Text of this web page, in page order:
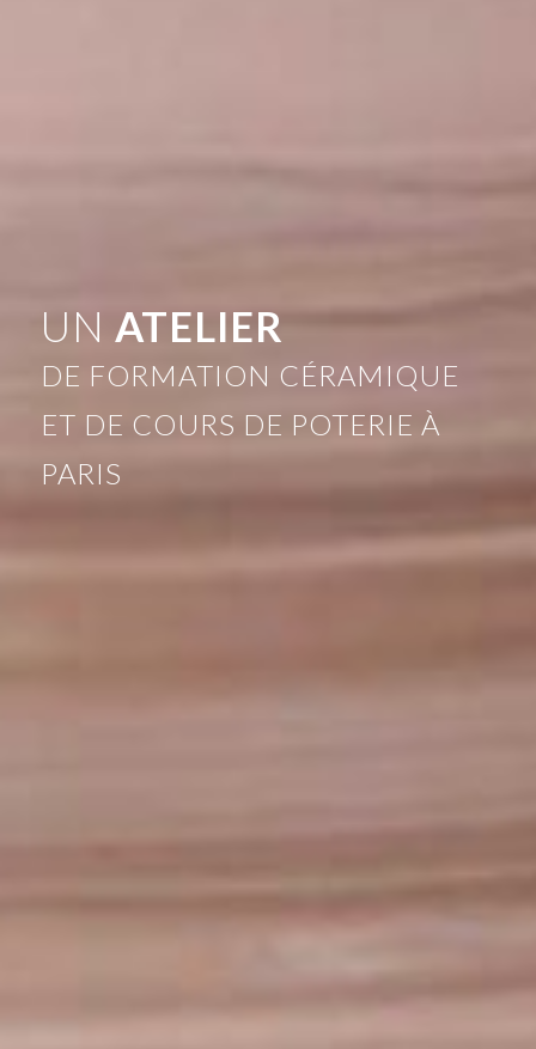
UN ATELIER
DE FORMATION CÉRAMIQUE
ET DE COURS DE POTERIE À
PARIS